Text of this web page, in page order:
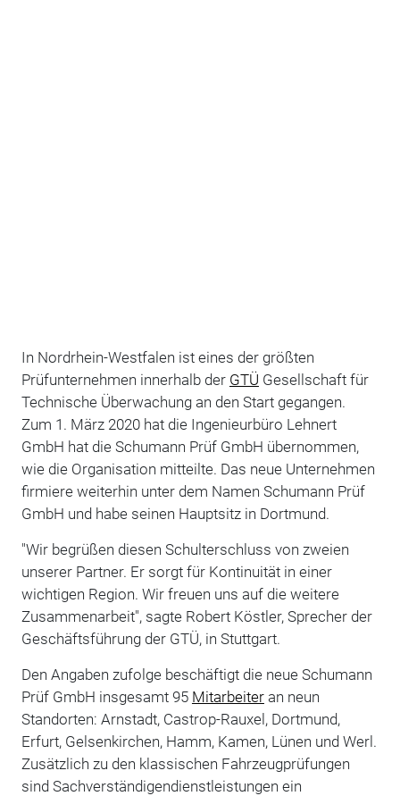
In Nordrhein-Westfalen ist eines der größten
Prüfunternehmen innerhalb der GTÜ Gesellschaft für
Technische Überwachung an den Start gegangen.
Zum 1. März 2020 hat die Ingenieurbüro Lehnert
GmbH hat die Schumann Prüf GmbH übernommen,
wie die Organisation mitteilte. Das neue Unternehmen
firmiere weiterhin unter dem Namen Schumann Prüf
GmbH und habe seinen Hauptsitz in Dortmund.
"Wir begrüßen diesen Schulterschluss von zweien
unserer Partner. Er sorgt für Kontinuität in einer
wichtigen Region. Wir freuen uns auf die weitere
Zusammenarbeit", sagte Robert Köstler, Sprecher der
Geschäftsführung der GTÜ, in Stuttgart.
Den Angaben zufolge beschäftigt die neue Schumann
Prüf GmbH insgesamt 95 Mitarbeiteran neun
Standorten: Arnstadt, Castrop-Rauxel, Dortmund,
Erfurt, Gelsenkirchen, Hamm, Kamen, Lünen und Werl.
Zusätzlich zu den klassischen Fahrzeugprüfungen
sind Sachverständigendienstleistungen ein